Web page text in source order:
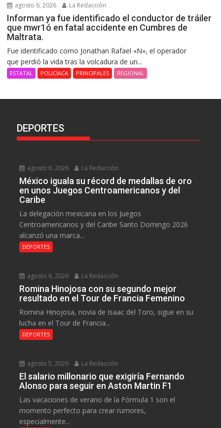
agosto 6, 2026 La Redacción
Informan ya fue identificado el conductor de tráiler
que mwr1ó en fatal accidente en Cumbres de
Maltrata.
Fue identificado como Jonathan Rafael «N», el operador
que perdió la vida tras la volcadura de un...
ESTATAL POLICIACA PRINCIPALES REGIONAL
DEPORTES
agosto 6, 2026 La Redacción
México iguala su récord de medallas de oro
en unos Juegos Centroamericanos y del
Caribe
La delegación mexicana en los Juegos
Centroamericanos y del Caribe Santo Domingo 2026
alcanzó una marca...
DEPORTES
agosto 6, 2026 La Redacción
Romina Hinojosa con su segundo mejor
resultado en el Tour de Francia Femenino
Romina Hinojosa, novia de Isaac del Toro, sigue en su
lucha en el Tour de Francia...
DEPORTES
agosto 5, 2026 La Redacción
El salario millonario que exigiría Fernando
Alonso para seguir en Aston Martin F1
Las vacaciones de verano de la Fórmula 1 son el
momento perfecto para crear rumores,
especialmente...